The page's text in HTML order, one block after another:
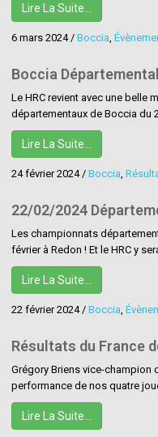
Lire La Suite…
6 mars 2024/Boccia ,
Boccia
Le HRC revient avec une belle
départementaux de Boccia du
Lire La Suite…
24 février 2024/Boccia ,
22/02/2024
Les championnats
février à Redon ! Et le HRC y
Lire La Suite…
22 février 2024/Boccia ,
Résultats du France
Grégory Briens vice-champion
performance de nos quatre
Lire La Suite…